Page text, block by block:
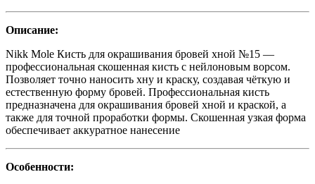
Описание:
Nikk Mole Кисть для окрашивания бровей хной №15 —
профессиональная скошенная кисть с нейлоновым ворсом.
Позволяет точно наносить хну и краску, создавая чёткую и
естественную форму бровей. Профессиональная кисть
предназначена для окрашивания бровей хной и краской, а
также для точной проработки формы. Скошенная узкая форма
обеспечивает аккуратное нанесение
Особенности: